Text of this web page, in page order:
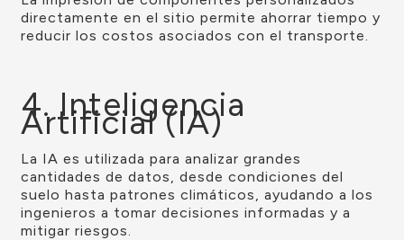
directamente en el sitio permite ahorrar tiempo y
reducir los costos asociados con el transporte.
4. Inteligencia
Artificial (IA)
La IA es utilizada para analizar grandes
cantidades de datos, desde condiciones del
suelo hasta patrones climáticos, ayudando a los
ingenieros a tomar decisiones informadas y a
mitigar riesgos.